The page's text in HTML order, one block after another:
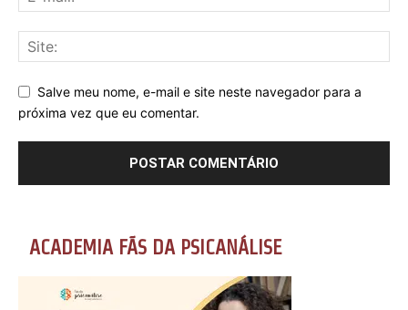
Salve meu nome, e-mail e site neste navegador para a
próxima vez que eu comentar.
ACADEMIA FÃS DA PSICANÁLISE